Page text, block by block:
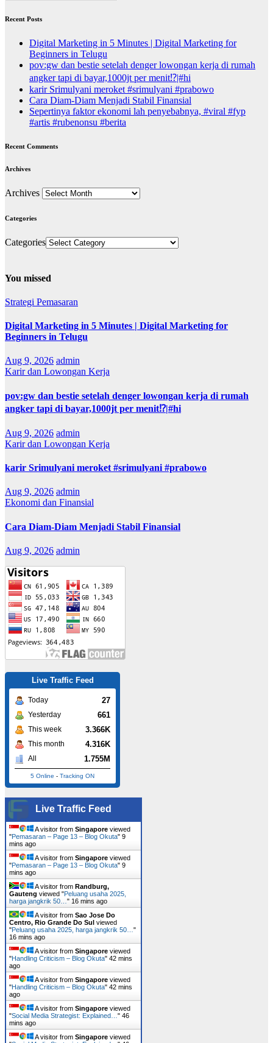
Recent Posts
Digital Marketing in 5 Minutes | Digital Marketing for
Beginners in Telugu
pov:gw dan bestie setelah denger lowongan kerja di rumah
angker tapi di bayar,1000jt per menit⁉️|#hi
karir Srimulyani meroket #srimulyani #prabowo
Cara Diam-Diam Menjadi Stabil Finansial
Sepertinya faktor ekonomi lah penyebabnya, #viral #fyp
#artis #rubenonsu #berita
Recent Comments
Archives
Archives
Categories
Categories
You missed
Strategi Pemasaran
Digital Marketing in 5 Minutes | Digital Marketing for
Beginners in Telugu
Aug 9, 2026 admin
Karir dan Lowongan Kerja
pov:gw dan bestie setelah denger lowongan kerja di rumah
angker tapi di bayar,1000jt per menit⁉️|#hi
Aug 9, 2026 admin
Karir dan Lowongan Kerja
karir Srimulyani meroket #srimulyani #prabowo
Aug 9, 2026 admin
Ekonomi dan Finansial
Cara Diam-Diam Menjadi Stabil Finansial
Aug 9, 2026 admin
Live Traffic Feed
Today 27
Yesterday 661
This week 3.366K
This month 4.316K
All 1.755M
5 Online - Tracking ON
Live Traffic Feed
A visitor from Singapore viewed
"Pemasaran – Page 13 – Blog Okuta" 9
mins ago
A visitor from Singapore viewed
"Pemasaran – Page 13 – Blog Okuta" 9
mins ago
A visitor from Randburg,
Gauteng viewed "Peluang usaha 2025,
harga jangkrik 50… " 16 mins ago
A visitor from Sao Jose Do
Centro, Rio Grande Do Sul viewed
"Peluang usaha 2025, harga jangkrik 50… "
16 mins ago
A visitor from Singapore viewed
"Handling Criticism – Blog Okuta" 42 mins
ago
A visitor from Singapore viewed
"Handling Criticism – Blog Okuta" 42 mins
ago
A visitor from Singapore viewed
"Social Media Strategist: Explained… " 46
mins ago
A visitor from Singapore viewed